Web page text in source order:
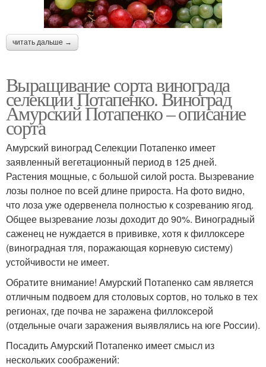
читать дальше →
Выращивание сорта винограда
селекции Потапенко. Виноград
Амурский Потапенко – описание
сорта
Амурский виноград Селекции Потапенко имеет
заявленный вегетационный период в 125 дней.
Растения мощные, с большой силой роста. Вызревание
лозы полное по всей длине прироста. На фото видно,
что лоза уже одервенела полностью к созреванию ягод.
Общее вызревание лозы доходит до 90%. Виноградный
саженец не нуждается в прививке, хотя к филлоксере
(виноградная тля, поражающая корневую систему)
устойчивости не имеет.
Обратите внимание! Амурский Потапенко сам является
отличным подвоем для столовых сортов, но только в тех
регионах, где почва не заражена филлоксерой
(отдельные очаги заражения выявлялись на юге России).
Посадить Амурский Потапенко имеет смысл из
нескольких соображений: